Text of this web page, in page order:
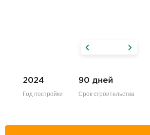
2024
Год постройки
90 дней
Срок строительства